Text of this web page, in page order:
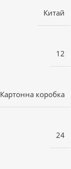
Китай
12
Картонна коробка
24